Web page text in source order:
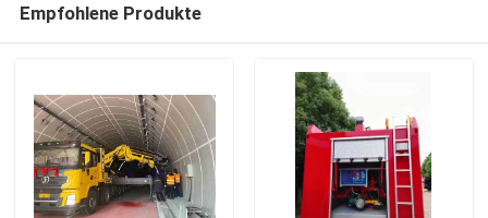
Empfohlene Produkte